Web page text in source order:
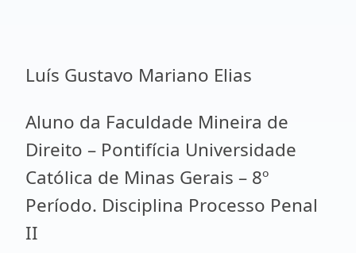
Luís Gustavo Mariano Elias
Aluno da Faculdade Mineira de
Direito – Pontifícia Universidade
Católica de Minas Gerais – 8º
Período. Disciplina Processo Penal
II